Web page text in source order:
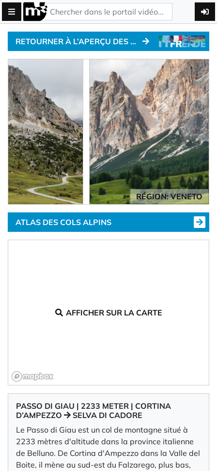
RETOURNER À L’APERÇU DES COLS ALPINS
RÉGION: VENETO
ATLAS DES COLS ALPINS
AFFICHER SUR LA CARTE
PASSO DI GIAU | 2233 METER | CORTINA
D’AMPEZZO
SELVA DI CADORE
Le Passo di Giau est un col de montagne situé à
2233 mètres d'altitude dans la province italienne
de Belluno. De Cortina d'Ampezzo dans la Valle del
Boite, il mène au sud-est du Falzarego, plus bas,